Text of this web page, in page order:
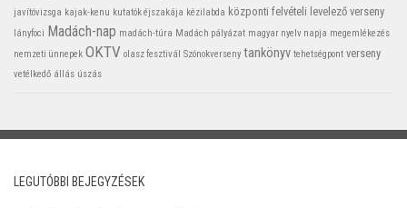
javítóvizsga kajak-kenu kutatók éjszakája kézilabda központi felvételi levelező verseny
lányfoci Madách-nap madách-túra Madách pályázat magyar nyelv napja megemlékezés
nemzeti ünnepek OKTV olasz fesztivál Szónokverseny tankönyv tehetségpont verseny
vetélkedő állás úszás
LEGUTÓBBI BEJEGYZÉSEK